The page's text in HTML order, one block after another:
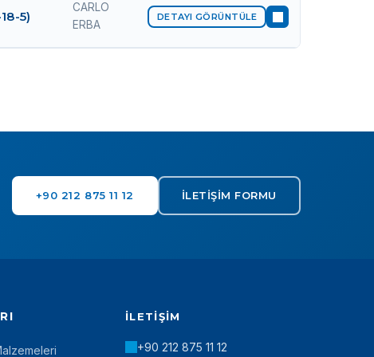
5)
CARLO
ERBA
DETAYI GÖRÜNTÜLE
+90 212 875 11 12 İLETIŞIM FORMU
İLETIŞIM
+90 212 875 11 12